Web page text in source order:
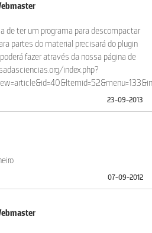
de ter um programa para descompactar
partes do material precisará do plugin
fazer através da nossa página de
index.php?
23-09-2013
07-09-2012